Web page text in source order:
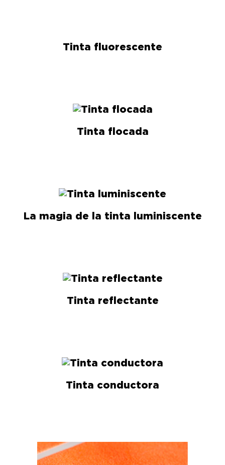
Tinta fluorescente
Tinta flocada
La magia de la tinta luminiscente
Tinta reflectante
Tinta conductora